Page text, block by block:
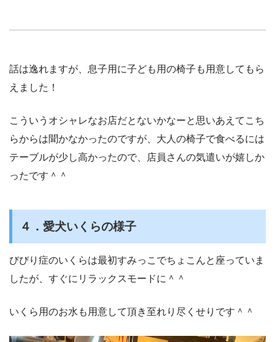
話は逸れますが、息子用に子ども用の椅子も用意してもら
えました！
こういうオシャレなお店だとないかなーと思いあえてこち
らからは聞かなかったのですが、大人の椅子で食べるには
テーブルが少し高かったので、店員さんの気遣いが嬉しか
ったです＾＾
４．愛犬いくらの様子
びびり症のいくらは最初すみっこでちょこんと座っていま
したが、すぐにリラックスモードに＾＾
いくら用のお水も用意して頂き至れり尽くせりです＾＾